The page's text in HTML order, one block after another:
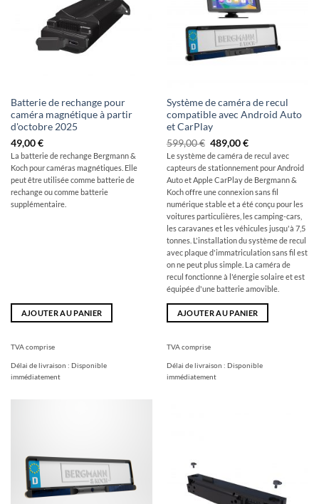
Batterie de rechange pour
caméra magnétique à partir
d'octobre 2025
49,00€
La batterie de rechange Bergmann &
Koch pour caméras magnétiques. Elle
peut être utilisée comme batterie de
rechange ou comme batterie
supplémentaire.
AJOUTER AU PANIER
TVA comprise
Délai de livraison : Disponible
immédiatement
Système de caméra de recul
compatible avec Android Auto
et CarPlay
599,00€ Le
prix
initial
était
de
:
599,00
€
489,00€Le
prix
actuel
est
de
:
489,00
€.
Le système de caméra de recul avec
capteurs de stationnement pour Android
Auto et Apple CarPlay de Bergmann &
Koch offre une connexion sans fil
numérique stable et a été conçu pour les
voitures particulières, les camping-cars,
les caravanes et les véhicules jusqu'à 7,5
tonnes. L'installation du système de recul
avec plaque d'immatriculation sans fil est
on ne peut plus simple. La caméra de
recul fonctionne à l'énergie solaire et est
équipée d'une batterie amovible.
AJOUTER AU PANIER
TVA comprise
Délai de livraison : Disponible
immédiatement